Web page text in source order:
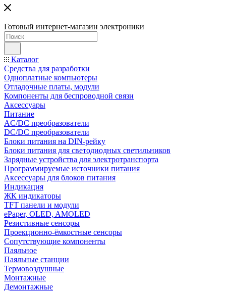
Готовый интернет-магазин электроники
Каталог
Средства для разработки
Одноплатные компьютеры
Отладочные платы, модули
Компоненты для беспроводной связи
Аксессуары
Питание
AC/DC преобразователи
DC/DC преобразователи
Блоки питания на DIN-рейку
Блоки питания для светодиодных светильников
Зарядные устройства для электротранспорта
Программируемые источники питания
Аксессуары для блоков питания
Индикация
ЖК индикаторы
TFT панели и модули
ePaper, OLED, AMOLED
Резистивные сенсоры
Проекционно-ёмкостные сенсоры
Сопутствующие компоненты
Паяльное
Паяльные станции
Термовоздушные
Монтажные
Демонтажные